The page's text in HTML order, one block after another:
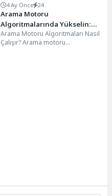
4 Ay Önce 24
Arama Motoru
Algoritmalarında Yükselin:
Teknoloji ve SEO Uyumlu
İpuçları
Arama Motoru Algoritmaları Nasıl
Çalışır? Arama motoru